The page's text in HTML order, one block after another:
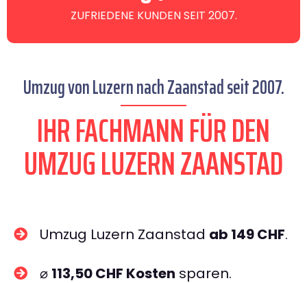
ZUFRIEDENE KUNDEN SEIT 2007.
Umzug von Luzern nach Zaanstad seit 2007.
IHR FACHMANN FÜR DEN
UMZUG LUZERN ZAANSTAD
Umzug Luzern Zaanstad ab 149 CHF.
⌀ 113,50 CHF Kosten sparen.